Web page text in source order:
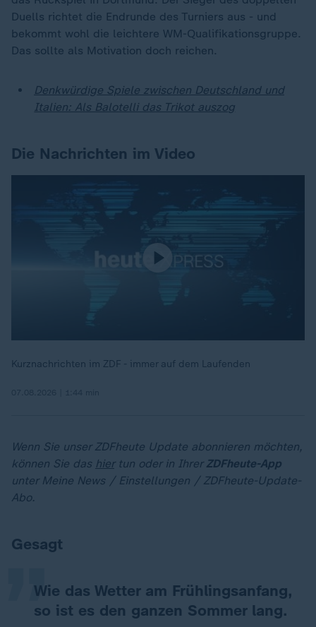
Duells richtet die Endrunde des Turniers aus - und
bekommt wohl die leichtere WM-Qualifikationsgruppe.
Das sollte als Motivation doch reichen.
Denkwürdige Spiele zwischen Deutschland und
Italien: Als Balotelli das Trikot auszog
Die Nachrichten im Video
Kurznachrichten im ZDF - immer auf dem Laufenden
Wenn Sie unser ZDFheute Update abonnieren möchten,
können Sie das hiertun oder in Ihrer ZDFheute-App
unter Meine News / Einstellungen / ZDFheute-Update-
Abo.
Gesagt
Wie das Wetter am Frühlingsanfang,
so ist es den ganzen Sommer lang.
„